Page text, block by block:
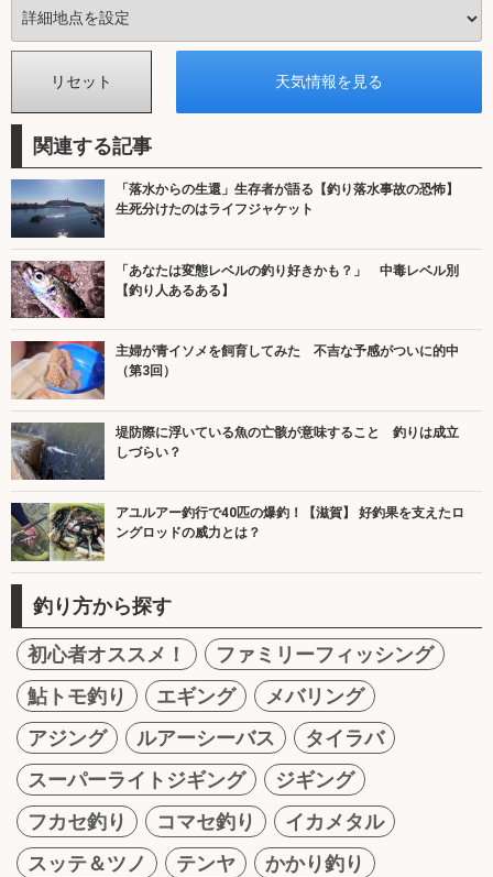
関連する記事
「落水からの生還」生存者が語る【釣り落水事故の恐怖】
生死分けたのはライフジャケット
「あなたは変態レベルの釣り好きかも？」 中毒レベル別
【釣り人あるある】
主婦が青イソメを飼育してみた 不吉な予感がついに的中
（第3回）
堤防際に浮いている魚の亡骸が意味すること 釣りは成立
しづらい？
アユルアー釣行で40匹の爆釣！【滋賀】 好釣果を支えたロ
ングロッドの威力とは？
釣り方から探す
初心者オススメ！
ファミリーフィッシング
鮎トモ釣り
エギング
メバリング
アジング
ルアーシーバス
タイラバ
スーパーライトジギング
ジギング
フカセ釣り
コマセ釣り
イカメタル
スッテ＆ツノ
テンヤ
かかり釣り